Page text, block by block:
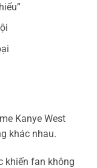
Kanye West
khác nhau.
khiến fan không